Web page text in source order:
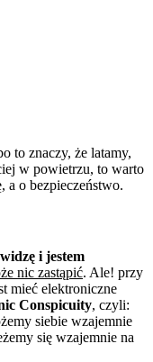
to znaczy, że latamy,
w powietrzu, to warto
o bezpieczeństwo.
widzę i jestem
nic zastąpić. Ale! przy
mieć elektroniczne
Conspicuity, czyli:
siebie wzajemnie
się wzajemnie na